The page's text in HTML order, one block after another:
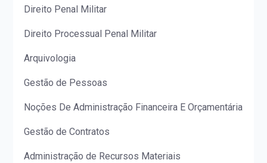
Direito Penal Militar
Direito Processual Penal Militar
Arquivologia
Gestão de Pessoas
Noções De Administração Financeira E Orçamentária
Gestão de Contratos
Administração de Recursos Materiais